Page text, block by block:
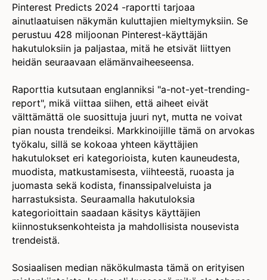
Pinterest Predicts 2024 -raportti tarjoaa
ainutlaatuisen näkymän kuluttajien mieltymyksiin. Se
perustuu 428 miljoonan Pinterest-käyttäjän
hakutuloksiin ja paljastaa, mitä he etsivät liittyen
heidän seuraavaan elämänvaiheeseensa.
Raporttia kutsutaan englanniksi "a-not-yet-trending-
report", mikä viittaa siihen, että aiheet eivät
välttämättä ole suosittuja juuri nyt, mutta ne voivat
pian nousta trendeiksi. Markkinoijille tämä on arvokas
työkalu, sillä se kokoaa yhteen käyttäjien
hakutulokset eri kategorioista, kuten kauneudesta,
muodista, matkustamisesta, viihteestä, ruoasta ja
juomasta sekä kodista, finanssipalveluista ja
harrastuksista. Seuraamalla hakutuloksia
kategorioittain saadaan käsitys käyttäjien
kiinnostuksenkohteista ja mahdollisista nousevista
trendeistä.
Sosiaalisen median näkökulmasta tämä on erityisen